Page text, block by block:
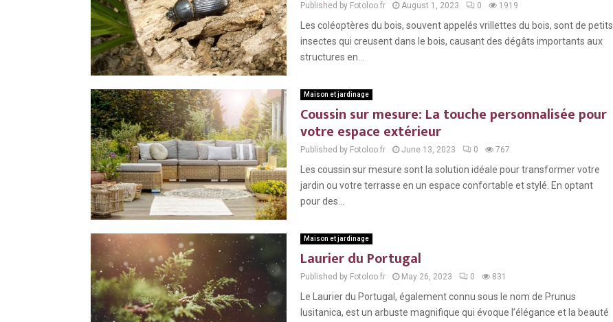
Published by Fotoloo.fr August 1, 2023 0 1919
Les coléoptères du bois, souvent appelés vrillettes du bois, sont de petits
insectes qui creusent dans le bois, causant des dégâts importants aux
structures en...
Maison et jardinage
Coussin sur mesure: La touche personnalisée pour
votre espace extérieur
Published by Fotoloo.fr June 13, 2023 0 767
Les coussin sur mesure sont la solution idéale pour transformer votre
jardin ou votre terrasse en un espace confortable et stylé. En optant
pour des...
Maison et jardinage
Laurier du Portugal
Published by Fotoloo.fr May 26, 2023 0 831
Le Laurier du Portugal, également connu sous le nom de Prunus
lusitanica, est un arbuste magnifique qui évoque l’élégance et la beauté